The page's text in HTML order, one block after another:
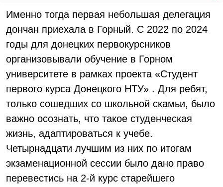
Именно тогда первая небольшая делегация
дончан приехала в Горный. С 2022 по 2024
годы для донецких первокурсников
организовывали обучение в Горном
университете в рамках проекта «Студент
первого курса Донецкого НТУ» . Для ребят,
только сошедших со школьной скамьи, было
важно осознать, что такое студенческая
жизнь, адаптироваться к учебе.
Четырнадцати лучшим из них по итогам
экзаменационной сессии было дано право
перевестись на 2-й курс старейшего